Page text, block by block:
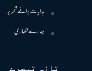
ہدایات برائے تحریر
ہمارے لکھاری
تازہ تبصرے